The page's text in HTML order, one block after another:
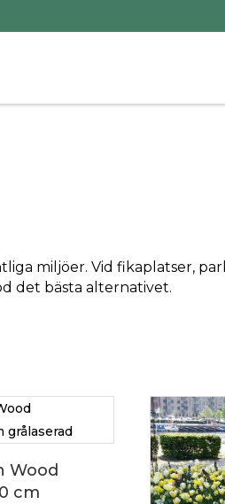
miljöer. Vid fikaplatser,
det bästa alternativet.
Wood
cm